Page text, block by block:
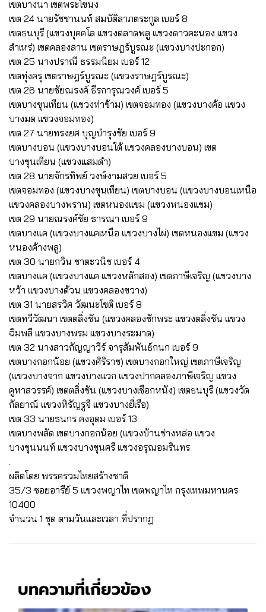
เขตบางนา เขตพระโขนง
เขต 24 นายรัชชานนท์ สมบัติลาภตระกูล เบอร์ 8
เขตธนบุรี (แขวงบุคคโล แขวงตลาดพลู แขวงดาวคะนอง แขวง
สำเหร่) เขตคลองสาน เขตราษฎร์บูรณะ (แขวงบางปะกอก)
เขต 25 นางปราณี ธรรมนิยม เบอร์ 12
เขตทุ่งครุ เขตราษฎร์บูรณะ (แขวงราษฎร์บูรณะ)
เขต 26 นายชัยณรงค์ ธีรการุณวงศ์ เบอร์ 5
เขตบางขุนเทียน (แขวงท่าข้าม) เขตจอมทอง (แขวงบางค้อ แขวง
บางมด แขวงจอมทอง)
เขต 27 นายทรงยศ บุญบำรุงชัย เบอร์ 9
เขตบางบอน (แขวงบางบอนใต้ แขวงคลองบางบอน) เขต
บางขุนเทียน (แขวงแสมดำ)
เขต 28 นายจักรทิพย์ วงษ์งามสวย เบอร์ 5
เขตจอมทอง (แขวงบางขุนเทียน) เขตบางบอน (แขวงบางบอนเหนือ
แขวงคลองบางพราน) เขตหนองแขม (แขวงหนองแขม)
เขต 29 นายณรงค์ชัย ธารณา เบอร์ 9
เขตบางแค (แขวงบางแคเหนือ แขวงบางไผ่) เขตหนองแขม (แขวง
หนองค้างพลู)
เขต 30 นายกวิน ชาตะวนิช เบอร์ 4
เขตบางแค (แขวงบางแค แขวงหลักสอง) เขตภาษีเจริญ (แขวงบาง
หว้า แขวงบางด้วน แขวงคลองขวาง)
เขต 31 นายสรวิศ วัฒนะโชติ เบอร์ 8
เขตทวีวัฒนา เขตตลิ่งชัน (แขวงคลองชักพระ แขวงตลิ่งชัน แขวง
ฉิมพลี แขวงบางพรม แขวงบางระมาด)
เขต 32 นางสาวกัญญาวีร์ จารุสัมพันธ์กนก เบอร์ 9
เขตบางกอกน้อย (แขวงศิริราช) เขตบางกอกใหญ่ เขตภาษีเจริญ
(แขวงบางจาก แขวงบางแวก แขวงปากคลองภาษีเจริญ แขวง
คูหาสวรรค์) เขตตลิ่งชัน (แขวงบางเชือกหนัง) เขตธนบุรี (แขวงวัด
กัลยาณ์ แขวงหิรัญรูจี แขวงบางยี่เรือ)
เขต 33 นายธนกร คงอุดม เบอร์ 13
เขตบางพลัด เขตบางกอกน้อย (แขวงบ้านช่างหล่อ แขวง
บางขุนนนท์ แขวงบางขุนศรี แขวงอรุณอมรินทร
.
ผลิตโดย พรรครวมไทยสร้างชาติ
35/3 ซอยอารีย์ 5 แขวงพญาไท เขตพญาไท กรุงเทพมหานคร
10400
จำนวน 1 ชุด ตามวันและเวลา ที่ปรากฏ
บทความที่เกี่ยวข้อง